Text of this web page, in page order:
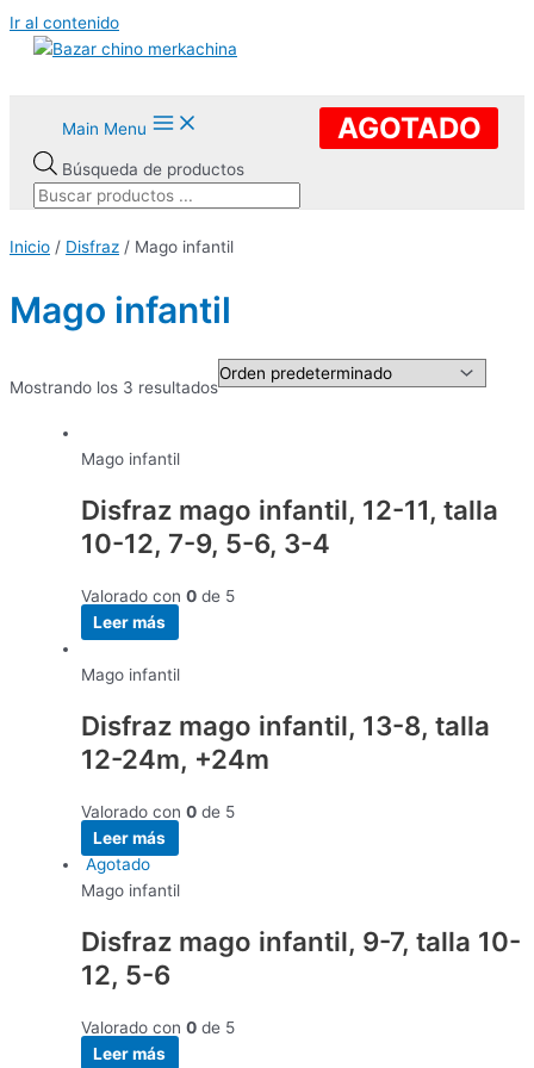
Ir al contenido
Main Menu
Búsqueda de productos
Inicio / Disfraz / Mago infantil
Mago infantil
Mostrando los 3 resultados
Mago infantil
Disfraz mago infantil, 12-11, talla
10-12, 7-9, 5-6, 3-4
Valorado con 0 de 5
Leer más
Mago infantil
Disfraz mago infantil, 13-8, talla
12-24m, +24m
Valorado con 0 de 5
Leer más
AGOTADO
Agotado
Mago infantil
Disfraz mago infantil, 9-7, talla 10-
12, 5-6
Valorado con 0 de 5
Leer más